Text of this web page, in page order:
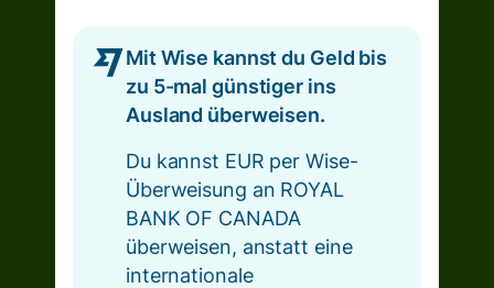
Mit Wise kannst du Geld bis
zu 5-mal günstiger ins
Ausland überweisen.
Du kannst EUR per Wise-
Überweisung an ROYAL
BANK OF CANADA
überweisen, anstatt eine
internationale